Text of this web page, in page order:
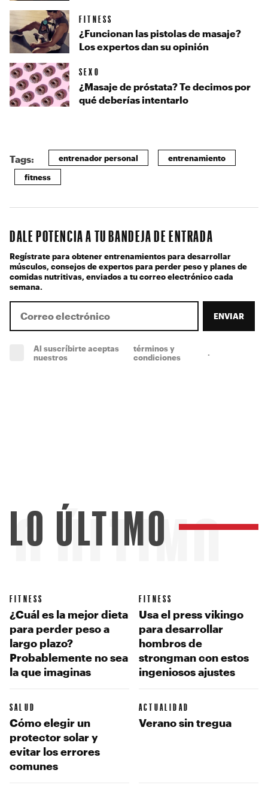
FITNESS
¿Funcionan las pistolas de masaje?
Los expertos dan su opinión
SEXO
¿Masaje de próstata? Te decimos por
qué deberías intentarlo
Tags: entrenador personal entrenamiento
fitness
DALE POTENCIA A TU BANDEJA DE ENTRADA
Regístrate para obtener entrenamientos para desarrollar
músculos, consejos de expertos para perder peso y planes de
comidas nutritivas, enviados a tu correo electrónico cada
semana.
ENVIAR
Al suscríbirte aceptas
nuestros
términos y
condiciones
.
ÚLTIMO
LO ÚLTIMO
FITNESS
¿Cuál es la mejor dieta
para perder peso a
largo plazo?
Probablemente no sea
la que imaginas
FITNESS
Usa el press vikingo
para desarrollar
hombros de
strongman con estos
ingeniosos ajustes
SALUD
Cómo elegir un
protector solar y
evitar los errores
comunes
ACTUALIDAD
Verano sin tregua